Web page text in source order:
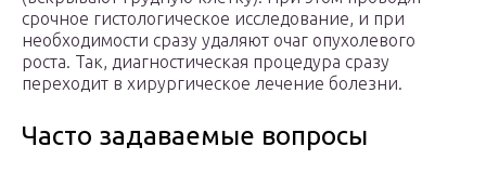
срочное гистологическое исследование, и при
необходимости сразу удаляют очаг опухолевого
роста. Так, диагностическая процедура сразу
переходит в хирургическое лечение болезни.
Часто задаваемые вопросы